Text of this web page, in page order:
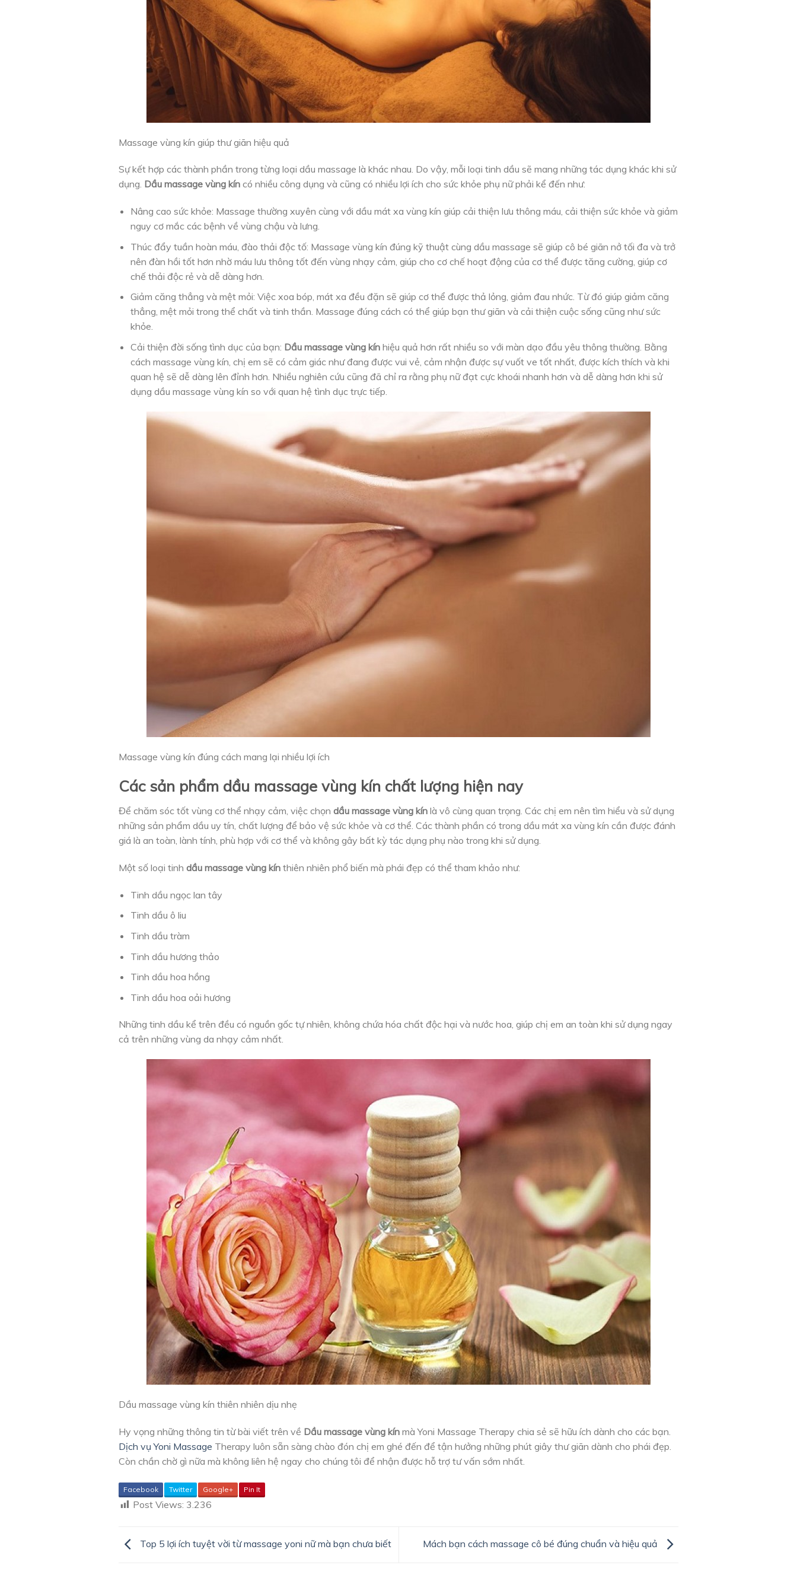
Massage vùng kín giúp thư giãn hiệu quả
Sự kết hợp các thành phần trong từng loại dầu massage là khác nhau. Do vậy, mỗi loại tinh dầu sẽ mang những tác dụng khác khi sử
dụng. Dầu massage vùng kíncó nhiều công dụng và cũng có nhiều lợi ích cho sức khỏe phụ nữ phải kể đến như:
Nâng cao sức khỏe: Massage thường xuyên cùng với dầu mát xa vùng kín giúp cải thiện lưu thông máu, cải thiện sức khỏe và giảm
nguy cơ mắc các bệnh về vùng chậu và lưng.
Thúc đẩy tuần hoàn máu, đào thải độc tố: Massage vùng kín đúng kỹ thuật cùng dầu massage sẽ giúp cô bé giãn nở tối đa và trở
nên đàn hồi tốt hơn nhờ máu lưu thông tốt đến vùng nhạy cảm, giúp cho cơ chế hoạt động của cơ thể được tăng cường, giúp cơ
chế thải độc rẻ và dễ dàng hơn.
Giảm căng thẳng và mệt mỏi: Việc xoa bóp, mát xa đều đặn sẽ giúp cơ thể được thả lỏng, giảm đau nhức. Từ đó giúp giảm căng
thẳng, mệt mỏi trong thể chất và tinh thần. Massage đúng cách có thể giúp bạn thư giãn và cải thiện cuộc sống cũng như sức
khỏe.
Cải thiện đời sống tình dục của bạn: Dầu massage vùng kín hiệu quả hơn rất nhiều so với màn dạo đầu yêu thông thường. Bằng
cách massage vùng kín, chị em sẽ có cảm giác như đang được vui vẻ, cảm nhận được sự vuốt ve tốt nhất, được kích thích và khi
quan hệ sẽ dễ dàng lên đỉnh hơn. Nhiều nghiên cứu cũng đã chỉ ra rằng phụ nữ đạt cực khoái nhanh hơn và dễ dàng hơn khi sử
dụng dầu massage vùng kín so với quan hệ tình dục trực tiếp.
Massage vùng kín đúng cách mang lại nhiều lợi ích
Các sản phẩm dầu massage vùng kín chất lượng hiện nay
Để chăm sóc tốt vùng cơ thể nhạy cảm, việc chọn dầu massage vùng kínlà vô cùng quan trọng. Các chị em nên tìm hiểu và sử dụng
những sản phẩm dầu uy tín, chất lượng để bảo vệ sức khỏe và cơ thể. Các thành phần có trong dầu mát xa vùng kín cần được đánh
giá là an toàn, lành tính, phù hợp với cơ thể và không gây bất kỳ tác dụng phụ nào trong khi sử dụng.
Một số loại tinh dầu massage vùng kínthiên nhiên phổ biến mà phái đẹp có thể tham khảo như:
Tinh dầu ngọc lan tây
Tinh dầu ô liu
Tinh dầu tràm
Tinh dầu hương thảo
Tinh dầu hoa hồng
Tinh dầu hoa oải hương
Những tinh dầu kể trên đều có nguồn gốc tự nhiên, không chứa hóa chất độc hại và nước hoa, giúp chị em an toàn khi sử dụng ngay
cả trên những vùng da nhạy cảm nhất.
Dầu massage vùng kín thiên nhiên dịu nhẹ
Hy vọng những thông tin từ bài viết trên về Dầu massage vùng kínmà Yoni Massage Therapy chia sẻ sẽ hữu ích dành cho các bạn.
Dịch vụ Yoni Massage Therapy luôn sẵn sàng chào đón chị em ghé đến để tận hưởng những phút giây thư giãn dành cho phái đẹp.
Còn chần chờ gì nữa mà không liên hệ ngay cho chúng tôi để nhận được hỗ trợ tư vấn sớm nhất.
Facebook Twitter Google+ Pin It
Post Views: 3.236
Top 5 lợi ích tuyệt vời từ massage yoni nữ mà bạn chưa biết Mách bạn cách massage cô bé đúng chuẩn và hiệu quả